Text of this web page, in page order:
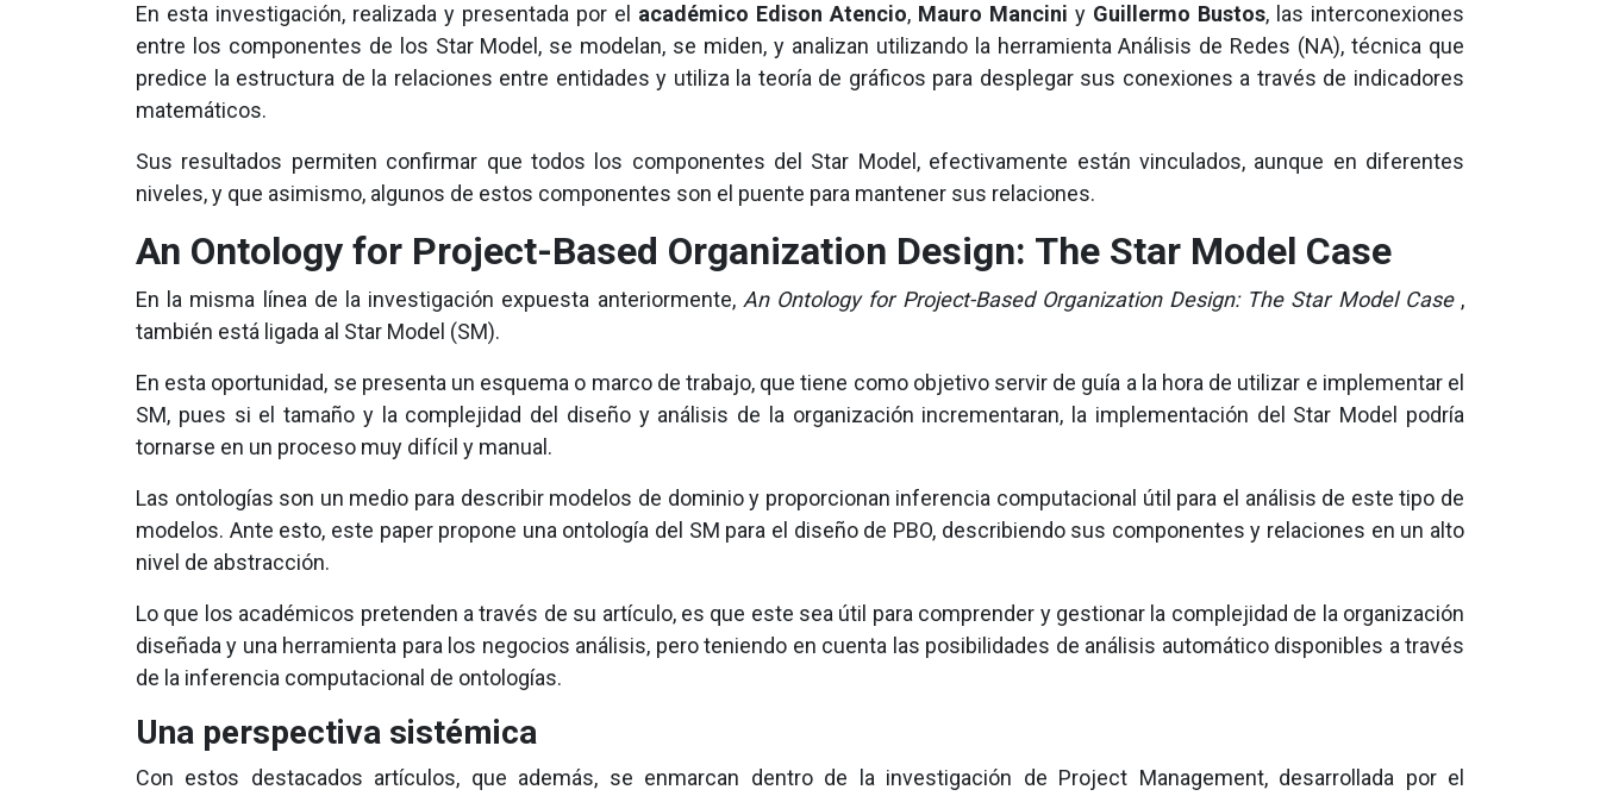
En esta investigación, realizada y presentada por el académico Edison Atencio, Mauro Mancini y Guillermo Bustos, las interconexiones
entre los componentes de los Star Model, se modelan, se miden, y analizan utilizando la herramienta Análisis de Redes (NA), técnica que
predice la estructura de la relaciones entre entidades y utiliza la teoría de gráficos para desplegar sus conexiones a través de indicadores
matemáticos.
Sus resultados permiten confirmar que todos los componentes del Star Model, efectivamente están vinculados, aunque en diferentes
niveles, y que asimismo, algunos de estos componentes son el puente para mantener sus relaciones.
An Ontology for Project-Based Organization Design: The Star Model Case
En la misma línea de la investigación expuesta anteriormente, An Ontology for Project-Based Organization Design: The Star Model Case ,
también está ligada al Star Model (SM).
En esta oportunidad, se presenta un esquema o marco de trabajo, que tiene como objetivo servir de guía a la hora de utilizar e implementar el
SM, pues si el tamaño y la complejidad del diseño y análisis de la organización incrementaran, la implementación del Star Model podría
tornarse en un proceso muy difícil y manual.
Las ontologías son un medio para describir modelos de dominio y proporcionan inferencia computacional útil para el análisis de este tipo de
modelos. Ante esto, este paper propone una ontología del SM para el diseño de PBO, describiendo sus componentes y relaciones en un alto
nivel de abstracción.
Lo que los académicos pretenden a través de su artículo, es que este sea útil para comprender y gestionar la complejidad de la organización
diseñada y una herramienta para los negocios análisis, pero teniendo en cuenta las posibilidades de análisis automático disponibles a través
de la inferencia computacional de ontologías.
Una perspectiva sistémica
Con estos destacados artículos, que además, se enmarcan dentro de la investigación de Project Management, desarrollada por el